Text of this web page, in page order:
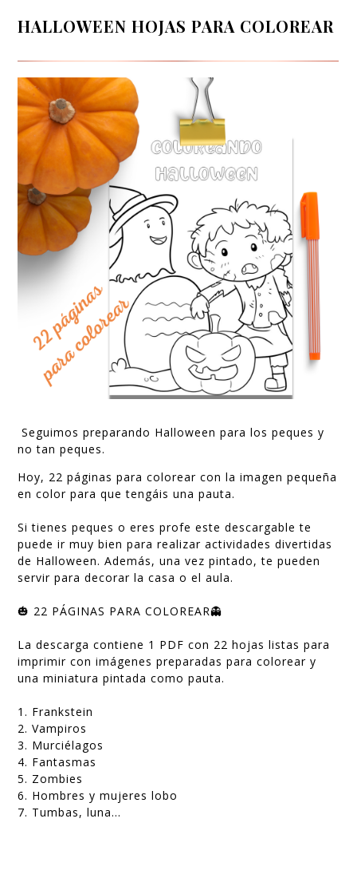
HALLOWEEN HOJAS PARA COLOREAR
Seguimos preparando Halloween para los peques y
no tan peques.
Hoy, 22 páginas para colorear con la imagen pequeña
en color para que tengáis una pauta.
Si tienes peques o eres profe este descargable te
puede ir muy bien para realizar actividades divertidas
de Halloween. Además, una vez pintado, te pueden
servir para decorar la casa o el aula.
🎃 22 PÁGINAS PARA COLOREAR👻
La descarga contiene 1 PDF con 22 hojas listas para
imprimir con imágenes preparadas para colorear y
una miniatura pintada como pauta.
1. Frankstein
2. Vampiros
3. Murciélagos
4. Fantasmas
5. Zombies
6. Hombres y mujeres lobo
7. Tumbas, luna...